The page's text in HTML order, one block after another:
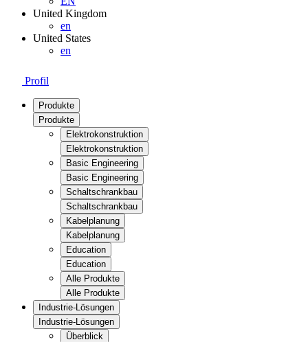
United Kingdom
en
United States
en
Profil
Produkte
Produkte
Elektrokonstruktion
Elektrokonstruktion
Basic Engineering
Basic Engineering
Schaltschrankbau
Schaltschrankbau
Kabelplanung
Kabelplanung
Education
Education
Alle Produkte
Alle Produkte
Industrie-Lösungen
Industrie-Lösungen
Überblick